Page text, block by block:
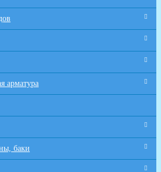
арматура
баки